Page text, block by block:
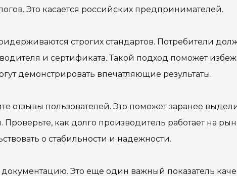
Это касается российских предпринимателей.
строгих стандартов. Потребители
и сертификата. Такой подход поможет
демонстрировать впечатляющие результаты.
отзывы пользователей. Это поможет заранее
как долго производитель работает на
о стабильности и надежности.
Это еще один важный показатель